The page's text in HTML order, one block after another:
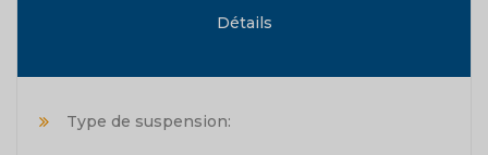
Détails
Type de suspension: